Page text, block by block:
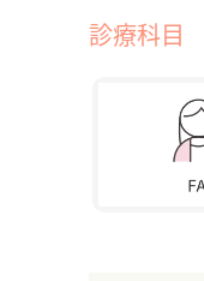
診療科目